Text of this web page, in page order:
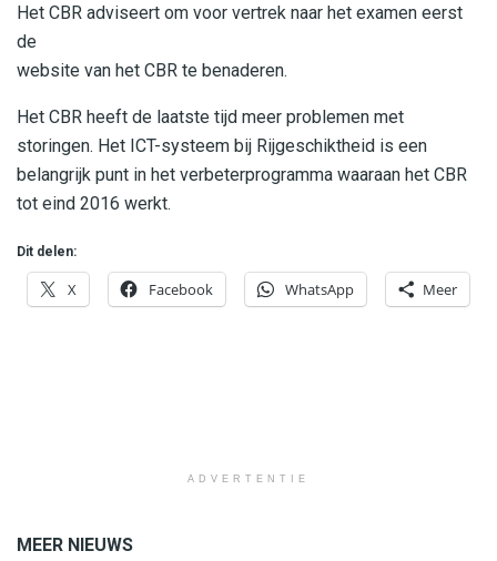
Het CBR adviseert om voor vertrek naar het examen eerst
de
website van het CBR te benaderen.
Het CBR heeft de laatste tijd meer problemen met
storingen. Het ICT-systeem bij Rijgeschiktheid is een
belangrijk punt in het verbeterprogramma waaraan het CBR
tot eind 2016 werkt.
Dit delen:
X Facebook WhatsApp Meer
ADVERTENTIE
MEER NIEUWS